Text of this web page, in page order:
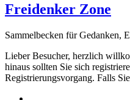
Freidenker Zone
Sammelbecken für Gedanken,
Lieber Besucher, herzlich
hinaus sollten Sie sich
Registrierungsvorgang. Falls